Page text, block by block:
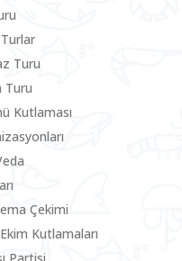
Turu
Turu
Kutlaması
Çekimi
Kutlamaları